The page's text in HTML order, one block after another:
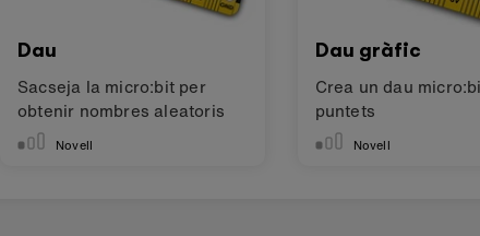
Dau
Sacseja la micro:bit per
obtenir nombres aleatoris
Novell
Dau gràfic
Crea un dau
puntets
Novell